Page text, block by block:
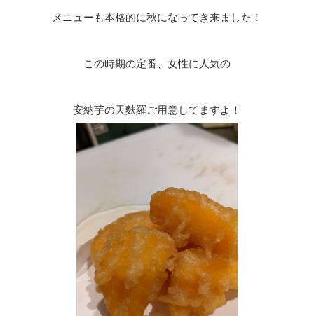
メニューも本格的に秋になってき来ました！
この時期の定番、女性に人気の
安納芋の天麩羅ご用意してますよ！